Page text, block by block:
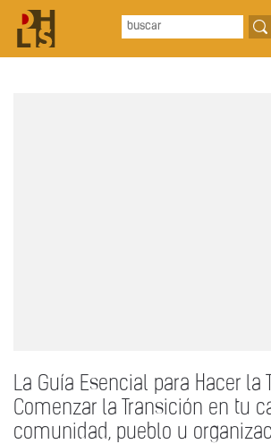
La Guía Esencial para Hacer la
Comenzar la Transición en tu
comunidad, pueblo u